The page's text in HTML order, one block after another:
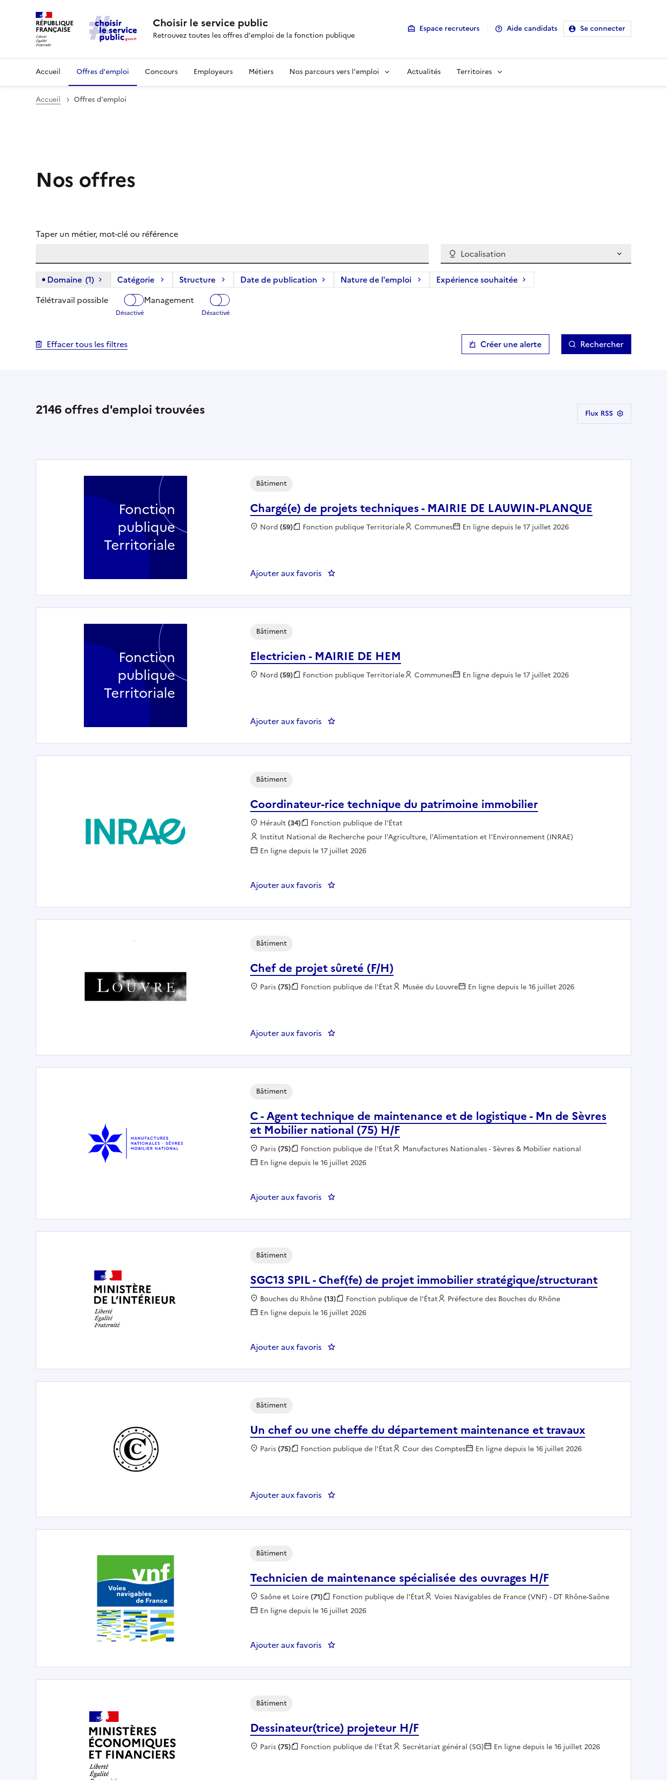
RÉPUBLIQUE
FRANÇAISE Choisir le service public
Retrouvez toutes les offres d'emploi de la fonction publique
Espace recruteurs Aide candidats Se connecter
Accueil Offres d'emploi Concours Employeurs Métiers Nos parcours vers l'emploi Actualités Territoires
Accueil Offres d'emploi
Nos offres
Taper un métier, mot-clé ou référence
Localisation
Domaine (1) (1 filtre actif) :
Catégorie Structure Date de publication Nature de l'emploi
Expérience souhaitée
Télétravail possible
Management
Effacer tous les filtres Créer une alerte Rechercher
2146offres d'emploi trouvées Flux RSS
Chargé(e) de projets techniques - MAIRIE DE LAUWIN-PLANQUE
Bâtiment
Localisation :
Nord(59) Fonction publique :
Fonction publique Territoriale Employeur :
Communes En ligne depuis le 17 juillet 2026
Ajouter aux favoris : Chargé(e) de projets techniques - MAIRIE DE LAUWIN-PLANQUE
Fonction
publique
Territoriale
Electricien - MAIRIE DE HEM
Bâtiment
Localisation :
Nord(59) Fonction publique :
Fonction publique Territoriale Employeur :
Communes En ligne depuis le 17 juillet 2026
Ajouter aux favoris : Electricien - MAIRIE DE HEM
Fonction
publique
Territoriale
Coordinateur-rice technique du patrimoine immobilier
Bâtiment
Localisation :
Hérault(34) Fonction publique :
Fonction publique de l'État
Employeur :
Institut National de Recherche pour l'Agriculture, l'Alimentation et l'Environnement (INRAE)
En ligne depuis le 17 juillet 2026
Ajouter aux favoris : Coordinateur-rice technique du patrimoine immobilier
Chef de projet sûreté (F/H)
Bâtiment
Localisation :
Paris(75) Fonction publique :
Fonction publique de l'État Employeur :
Musée du Louvre En ligne depuis le 16 juillet 2026
Ajouter aux favoris : Chef de projet sûreté (F/H)
C - Agent technique de maintenance et de logistique - Mn de Sèvres
et Mobilier national (75) H/F
Bâtiment
Localisation :
Paris(75) Fonction publique :
Fonction publique de l'État Employeur :
Manufactures Nationales - Sèvres & Mobilier national
En ligne depuis le 16 juillet 2026
Ajouter aux favoris : C - Agent technique de maintenance et de logistique - Mn de Sèvres et Mobilier national
SGC13 SPIL - Chef(fe) de projet immobilier stratégique/structurant
Bâtiment
Localisation :
Bouches du Rhône(13) Fonction publique :
Fonction publique de l'État Employeur :
Préfecture des Bouches du Rhône
En ligne depuis le 16 juillet 2026
Ajouter aux favoris : SGC13 SPIL - Chef(fe) de projet immobilier stratégique/structurant
Un chef ou une cheffe du département maintenance et travaux
Bâtiment
Localisation :
Paris(75) Fonction publique :
Fonction publique de l'État Employeur :
Cour des Comptes En ligne depuis le 16 juillet 2026
Ajouter aux favoris : Un chef ou une cheffe du département maintenance et travaux
Technicien de maintenance spécialisée des ouvrages H/F
Bâtiment
Localisation :
Saône et Loire(71) Fonction publique :
Fonction publique de l'État Employeur :
Voies Navigables de France (VNF) - DT Rhône-Saône
En ligne depuis le 16 juillet 2026
Ajouter aux favoris : Technicien de maintenance spécialisée des ouvrages H/F
Dessinateur(trice) projeteur H/F
Bâtiment
Localisation :
Paris(75) Fonction publique :
Fonction publique de l'État Employeur :
Secrétariat général (SG) En ligne depuis le 16 juillet 2026